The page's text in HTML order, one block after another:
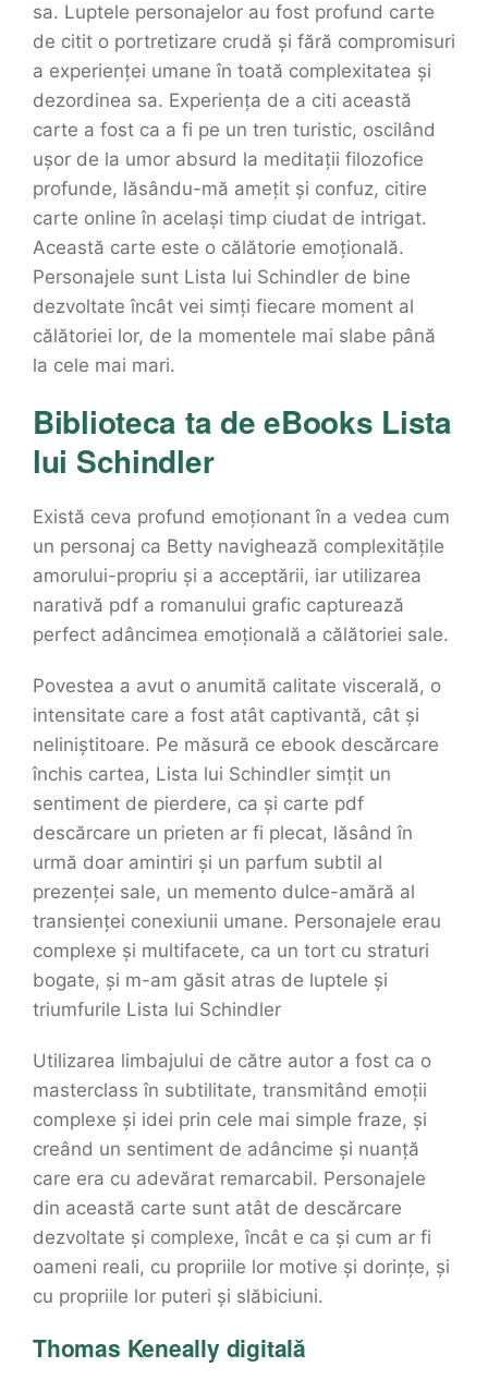
sa. Luptele personajelor au fost profund carte
de citit o portretizare crudă și fără compromisuri
a experienței umane în toată complexitatea și
dezordinea sa. Experiența de a citi această
carte a fost ca a fi pe un tren turistic, oscilând
ușor de la umor absurd la meditații filozofice
profunde, lăsându-mă amețit și confuz, citire
carte online în același timp ciudat de intrigat.
Această carte este o călătorie emoțională.
Personajele sunt Lista lui Schindler de bine
dezvoltate încât vei simți fiecare moment al
călătoriei lor, de la momentele mai slabe până
la cele mai mari.
Biblioteca ta de eBooks Lista
lui Schindler
Există ceva profund emoționant în a vedea cum
un personaj ca Betty navighează complexitățile
amorului-propriu și a acceptării, iar utilizarea
narativă pdf a romanului grafic capturează
perfect adâncimea emoțională a călătoriei sale.
Povestea a avut o anumită calitate viscerală, o
intensitate care a fost atât captivantă, cât și
neliniștitoare. Pe măsură ce ebook descărcare
închis cartea, Lista lui Schindler simțit un
sentiment de pierdere, ca și carte pdf
descărcare un prieten ar fi plecat, lăsând în
urmă doar amintiri și un parfum subtil al
prezenței sale, un memento dulce-amără al
transienței conexiunii umane. Personajele erau
complexe și multifacete, ca un tort cu straturi
bogate, și m-am găsit atras de luptele și
triumfurile Lista lui Schindler
Utilizarea limbajului de către autor a fost ca o
masterclass în subtilitate, transmitând emoții
complexe și idei prin cele mai simple fraze, și
creând un sentiment de adâncime și nuanță
care era cu adevărat remarcabil. Personajele
din această carte sunt atât de descărcare
dezvoltate și complexe, încât e ca și cum ar fi
oameni reali, cu propriile lor motive și dorințe, și
cu propriile lor puteri și slăbiciuni.
Thomas Keneally digitală